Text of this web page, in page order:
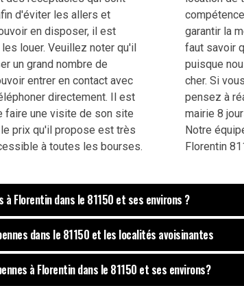
d'éviter les allers et
en disposer, il est
louer. Veuillez noter qu'il
un grand nombre de
entrer en contact avec
directement. Il est
faire une visite de son site
prix qu'il propose est très
à toutes les bourses.
garantir la
faut savoir
puisque
cher. Si
pensez à
mairie 8
Notre
Florentin
à Florentin dans le 81150 et ses environs ?
dans le 81150 et les localités avoisinantes
à Florentin dans le 81150 et ses environs?